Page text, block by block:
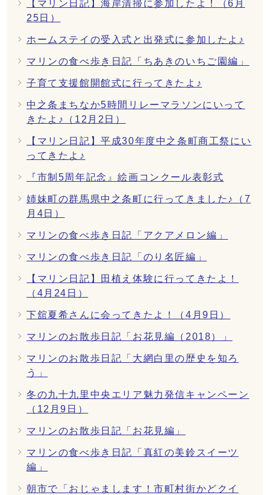
【マリン日記】海岸清掃に参加したよ！（6月
25日）
ホームステイの受入式と出発式に参加したよ♪
マリンの食べ歩き日記「ちあきのいちご園編」
子育て支援館開館式に行ってきたよ♪
中之条まちなか5時間リレーマラソンにいって
きたよ♪（12月2日）
【マリン日記】平成30年度中之条町商工祭にい
ってきたよ♪
『市制5周年記念』絵画コンクール表彰式
姉妹町の群馬県中之条町に行ってきました♪（7
月4日）
マリンの食べ歩き日記「アクアメロン編」
マリンの食べ歩き日記「のり名匠編」
【マリン日記】田植え体験に行ってきたよ！
（4月24日）
下舘夏希さんに会ってきたよ！（4月9日）
マリンのお散歩日記「お花見編（2018）」
マリンのお散歩日記「大網白里の歴史を知ろ
う」
冬の九十九里中央エリア魅力発信キャンペーン
（12月9日）
マリンのお散歩日記「お花見編」
マリンの食べ歩き日記「真紅の美鈴スイーツ
編」
朝市で「おじゃまします！市町村街かどクイ